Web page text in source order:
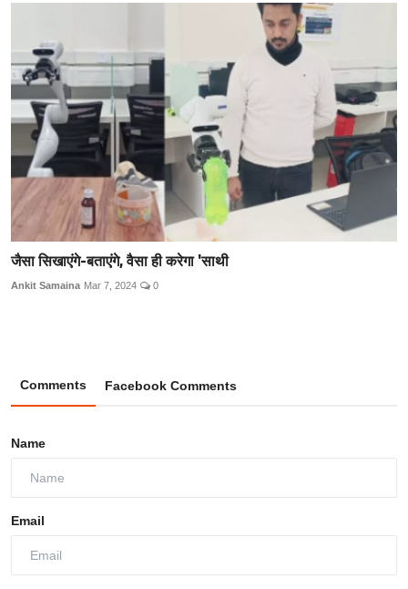
जैसा सिखाएंगे-बताएंगे, वैसा ही करेगा 'साथी
Ankit Samaina Mar 7, 2024 0
Comments Facebook Comments
Name
Email